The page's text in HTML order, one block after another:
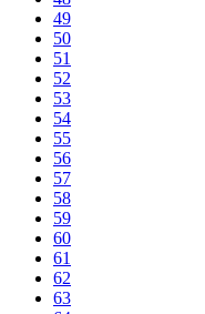
49
50
51
52
53
54
55
56
57
58
59
60
61
62
63